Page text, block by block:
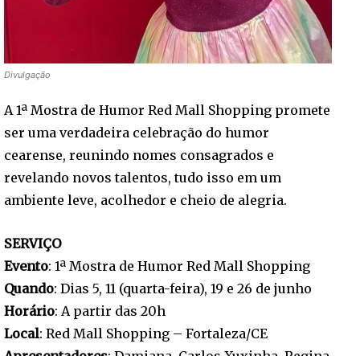
Divulgação
A 1ª Mostra de Humor Red Mall Shopping promete
ser uma verdadeira celebração do humor
cearense, reunindo nomes consagrados e
revelando novos talentos, tudo isso em um
ambiente leve, acolhedor e cheio de alegria.
SERVIÇO
Evento: 1ª Mostra de Humor Red Mall Shopping
Quando: Dias 5, 11 (quarta-feira), 19 e 26 de junho
Horário: A partir das 20h
Local: Red Mall Shopping – Fortaleza/CE